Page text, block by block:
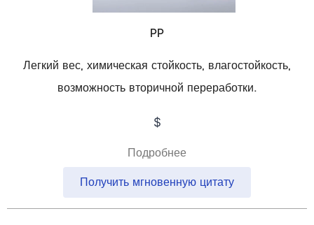
PP
Легкий вес, химическая стойкость, влагостойкость,
возможность вторичной переработки.
$
Подробнее
Получить мгновенную цитату